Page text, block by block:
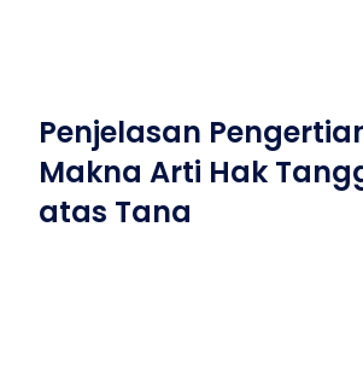
Penjelasan
Makna Arti Hak
atas Tana